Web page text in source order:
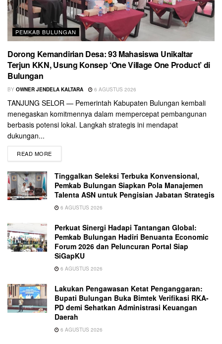
PEMKAB BULUNGAN
Dorong Kemandirian Desa: 93 Mahasiswa Unikaltar
Terjun KKN, Usung Konsep ‘One Village One Product’ di
Bulungan
BY OWNER JENDELA KALTARA 6 AGUSTUS 2026
TANJUNG SELOR — Pemerintah Kabupaten Bulungan kembali
menegaskan komitmennya dalam mempercepat pembangunan
berbasis potensi lokal. Langkah strategis ini mendapat
dukungan...
READ MORE
Tinggalkan Seleksi Terbuka Konvensional,
Pemkab Bulungan Siapkan Pola Manajemen
Talenta ASN untuk Pengisian Jabatan Strategis
6 AGUSTUS 2026
Perkuat Sinergi Hadapi Tantangan Global:
Pemkab Bulungan Hadiri Benuanta Economic
Forum 2026 dan Peluncuran Portal Siap
SiGapKU
6 AGUSTUS 2026
Lakukan Pengawasan Ketat Penganggaran:
Bupati Bulungan Buka Bimtek Verifikasi RKA-
PD demi Sehatkan Administrasi Keuangan
Daerah
6 AGUSTUS 2026